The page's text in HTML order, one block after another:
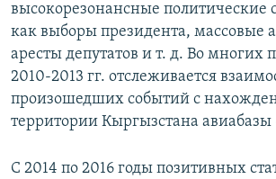
высокорезонансные политические
как выборы президента, массовые
аресты депутатов и т. д. Во многих
2010-2013 гг. отслеживается
произошедших событий с
территории Кыргызстана
С 2014 по 2016 годы позитивных